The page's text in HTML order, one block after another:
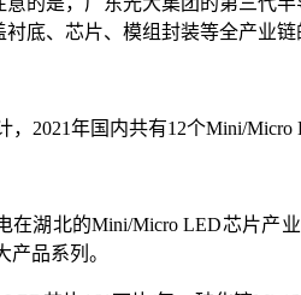
底、芯片、模组封装等全产业
，2021年国内共有12个Mini/
在湖北的Mini/Micro LED芯片产
品系列。